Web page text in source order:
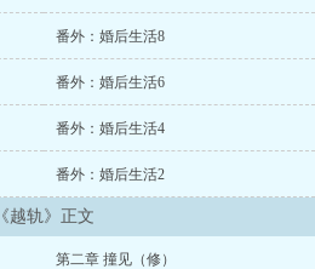
番外：婚后生活8
番外：婚后生活6
番外：婚后生活4
番外：婚后生活2
《越轨》正文
第二章 撞见（修）